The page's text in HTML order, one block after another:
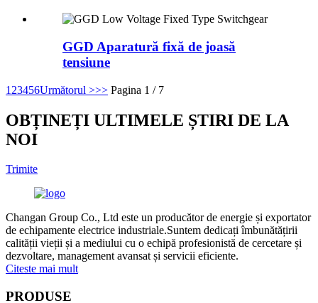
GGD Aparatură fixă ​​de joasă
tensiune
1 23456Următorul >>> Pagina 1 / 7
OBȚINEȚI ULTIMELE ȘTIRI DE LA
NOI
Trimite
Changan Group Co., Ltd este un producător de energie și exportator
de echipamente electrice industriale.Suntem dedicați îmbunătățirii
calității vieții și a mediului cu o echipă profesionistă de cercetare și
dezvoltare, management avansat și servicii eficiente.
Citeste mai mult
PRODUSE